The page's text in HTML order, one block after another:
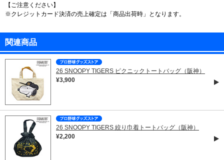
【ご注意ください】
※クレジットカード決済の売上確定は「商品出荷時」となります。
関連商品
26 SNOOPY TIGERS ピクニックトートバッグ（阪神）
¥3,900
26 SNOOPY TIGERS 絞り巾着トートバッグ（阪神）
¥2,200